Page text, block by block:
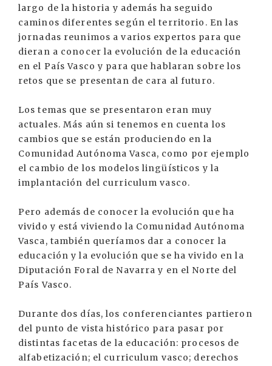
largo de la historia y además ha seguido
caminos diferentes según el territorio. En las
jornadas reunimos a varios expertos para que
dieran a conocer la evolución de la educación
en el País Vasco y para que hablaran sobre los
retos que se presentan de cara al futuro.
Los temas que se presentaron eran muy
actuales. Más aún si tenemos en cuenta los
cambios que se están produciendo en la
Comunidad Autónoma Vasca, como por ejemplo
el cambio de los modelos lingüísticos y la
implantación del curriculum vasco.
Pero además de conocer la evolución que ha
vivido y está viviendo la Comunidad Autónoma
Vasca, también queríamos dar a conocer la
educación y la evolución que se ha vivido en la
Diputación Foral de Navarra y en el Norte del
País Vasco.
Durante dos días, los conferenciantes partieron
del punto de vista histórico para pasar por
distintas facetas de la educación: procesos de
alfabetización; el curriculum vasco; derechos